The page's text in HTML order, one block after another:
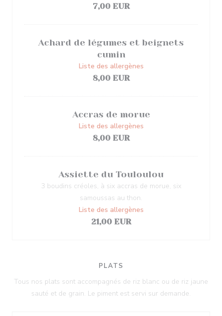
7,00 EUR
Achard de légumes et beignets
cumin
Liste des allergènes
8,00 EUR
Accras de morue
Liste des allergènes
8,00 EUR
Assiette du Touloulou
3 boudins créoles, à six accras de morue, six
samoussas au thon.
Liste des allergènes
21,00 EUR
PLATS
Tous nos plats sont accompagnés de riz blanc ou de riz jaune
sauté et de grain. Le piment est servi sur demande.